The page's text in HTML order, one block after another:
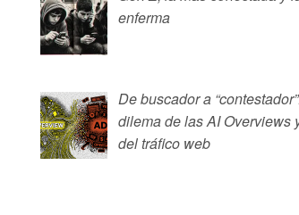
enferma
De buscador a
dilema de las AI Overviews
del tráfico web